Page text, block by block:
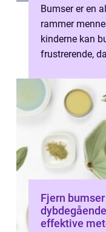
Bumser er en
rammer
kinderne kan
frustrerende,
æste...
Fjern
effektive